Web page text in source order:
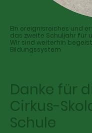
Ein ereignisreiches und
das zweite Schuljahr für
Wir sind weiterhin
Bildungssystem
Danke für
Cirkus-
Schule